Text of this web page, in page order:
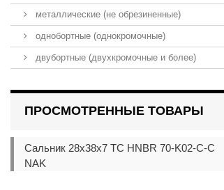
металлические (не обрезиненные)
однобортные (однокромочные)
двубортные (двухкромочные и более)
ПРОСМОТРЕННЫЕ ТОВАРЫ
Сальник 28x38x7 TC HNBR 70-K02-C-C
NAK